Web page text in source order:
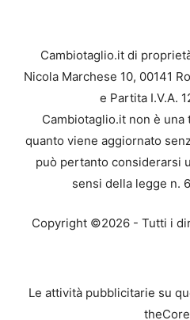
Cambiotaglio.it di
Nicola Marchese 10, 00141
e Partita I.V.A.
Cambiotaglio.it non è
quanto viene aggiornato
può pertanto considerarsi
sensi della legge n.
Copyright ©2026 - Tutti i
Le attività pubblicitarie su